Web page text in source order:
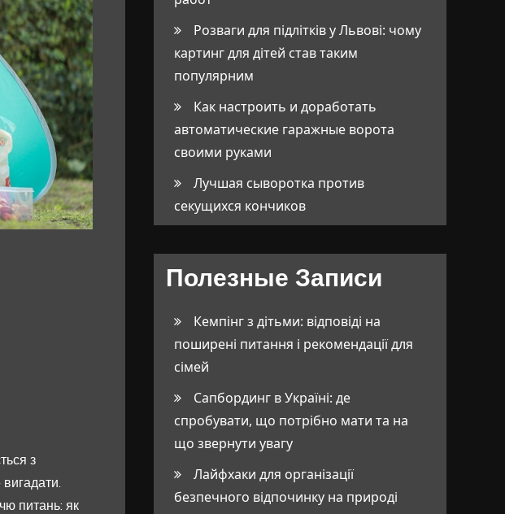
з
питань: як
Розваги для підлітків у Львові: чому
картинг для дітей став таким
популярним
Как настроить и доработать
автоматические гаражные ворота
своими руками
Лучшая сыворотка против
секущихся кончиков
Полезные Записи
Кемпінг з дітьми: відповіді на
поширені питання і рекомендації для
сімей
Сапбординг в Україні: де
спробувати, що потрібно мати та на
що звернути увагу
Лайфхаки для організації
безпечного відпочинку на природі